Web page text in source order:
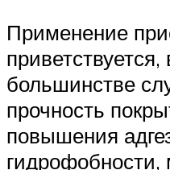
Применение
приветствуется,
большинстве
прочность
повышения
гидрофобности,